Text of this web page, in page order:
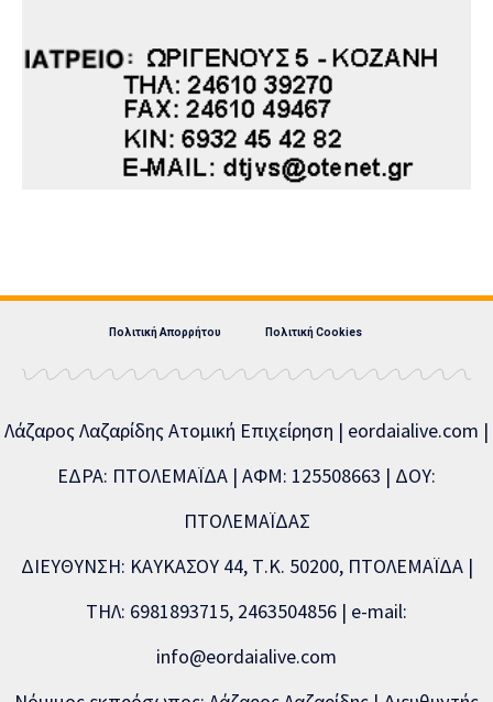
Πολιτική Απορρήτου Πολιτική Cookies
Λάζαρος Λαζαρίδης Ατομική Επιχείρηση | eordaialive.com |
ΕΔΡΑ: ΠΤΟΛΕΜΑΪΔΑ | ΑΦΜ: 125508663 | ΔΟΥ:
ΠΤΟΛΕΜΑΪΔΑΣ
ΔΙΕΥΘΥΝΣΗ: ΚΑΥΚΑΣΟΥ 44, Τ.Κ. 50200, ΠΤΟΛΕΜΑΪΔΑ |
ΤΗΛ: 6981893715, 2463504856 | e-mail:
info@eordaialive.com